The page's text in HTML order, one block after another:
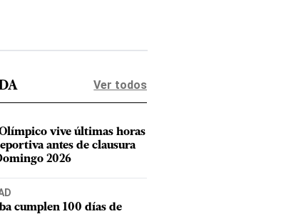
Ver todos
vive últimas horas
antes de clausura
2026
cumplen 100 días de